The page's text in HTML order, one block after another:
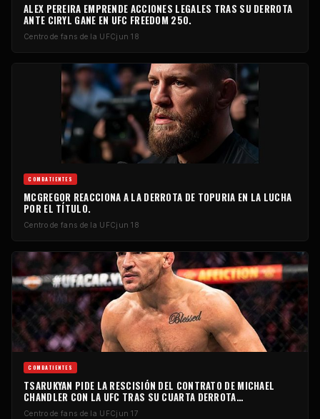
ALEX PEREIRA EMPRENDE ACCIONES LEGALES TRAS SU DERROTA
ANTE CIRYL GANE EN UFC FREEDOM 250.
Centro de fans de la UFCjun 18
COMBATIENTES
MCGREGOR REACCIONA A LA DERROTA DE TOPURIA EN LA LUCHA
POR EL TÍTULO.
Centro de fans de la UFCjun 18
COMBATIENTES
TSARUKYAN PIDE LA RESCISIÓN DEL CONTRATO DE MICHAEL
CHANDLER CON LA UFC TRAS SU CUARTA DERROTA
CONSECUTIVA.
Centro de fans de la UFCjun 17